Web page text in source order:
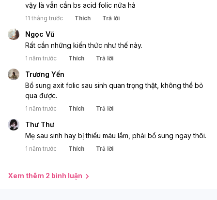
vậy là vẫn cần bs acid folic nữa hả
11 tháng trước Thích Trả lời
Ngọc Vũ
Rất cần những kiến thức như thế này.
1 năm trước Thích Trả lời
Trương Yến
Bổ sung axit folic sau sinh quan trọng thật, không thể bỏ
qua được.
1 năm trước Thích Trả lời
Thư Thư
Mẹ sau sinh hay bị thiếu máu lắm, phải bổ sung ngay thôi.
1 năm trước Thích Trả lời
Xem thêm 2 bình luận